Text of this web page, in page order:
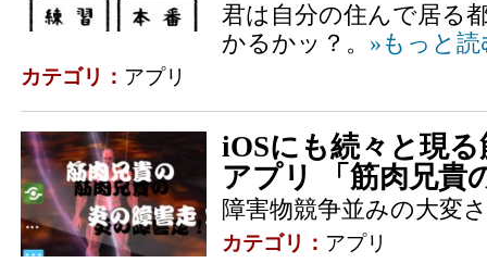
君は自分の住んで居る
かるかッ？。 »もっと読
カテゴリ： アプリ
iOSにも続々と現る
アプリ 「筋肉兄貴
障害物競争並みの大変
カテゴリ： アプリ